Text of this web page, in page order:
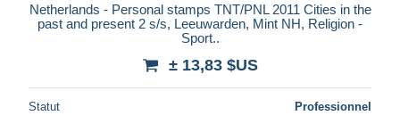
Netherlands - Personal stamps TNT/PNL 2011 Cities in the
past and present 2 s/s, Leeuwarden, Mint NH, Religion -
Sport..
± 13,83 $US
Statut Professionnel